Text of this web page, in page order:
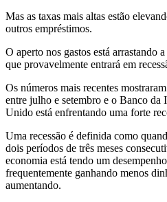
Mas as taxas mais altas estão
outros empréstimos.
O aperto nos gastos está arrastando
que provavelmente entrará em
Os números mais recentes
entre julho e setembro e o Banco da
Unido está enfrentando uma forte
Uma recessão é definida como
dois períodos de três meses
economia está tendo um
frequentemente ganhando menos
aumentando.